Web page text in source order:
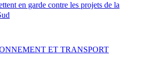
en garde contre les projets de la
ET TRANSPORT